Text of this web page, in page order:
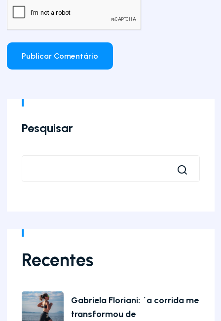
Pesquisar
Recentes
Gabriela Floriani: ´a corrida me
transformou de